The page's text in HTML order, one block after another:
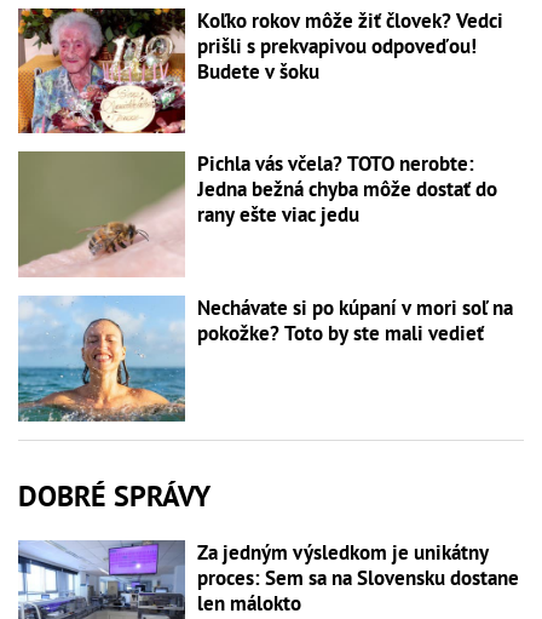
Koľko rokov môže žiť človek? Vedci
prišli s prekvapivou odpoveďou!
Budete v šoku
Pichla vás včela? TOTO nerobte:
Jedna bežná chyba môže dostať do
rany ešte viac jedu
Nechávate si po kúpaní v mori soľ na
pokožke? Toto by ste mali vedieť
DOBRÉ SPRÁVY
Za jedným výsledkom je unikátny
proces: Sem sa na Slovensku dostane
len málokto